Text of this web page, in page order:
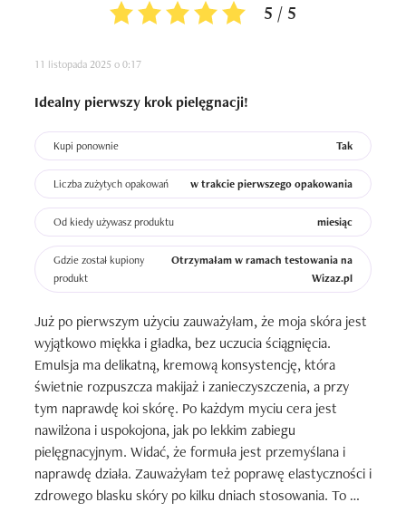
5 / 5
11 listopada 2025 o 0:17
Idealny pierwszy krok pielęgnacji!
Kupi ponownie Tak
Liczba zużytych opakowań w trakcie pierwszego opakowania
Od kiedy używasz produktu miesiąc
Gdzie został kupiony
produkt
Otrzymałam w ramach testowania na
Wizaz.pl
Już po pierwszym użyciu zauważyłam, że moja skóra jest
wyjątkowo miękka i gładka, bez uczucia ściągnięcia.
Emulsja ma delikatną, kremową konsystencję, która
świetnie rozpuszcza makijaż i zanieczyszczenia, a przy
tym naprawdę koi skórę. Po każdym myciu cera jest
nawilżona i uspokojona, jak po lekkim zabiegu
pielęgnacyjnym. Widać, że formuła jest przemyślana i
naprawdę działa. Zauważyłam też poprawę elastyczności i
zdrowego blasku skóry po kilku dniach stosowania. To